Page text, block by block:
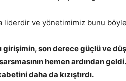
ve yönetimimiz bunu böyle
girişimin, son derece güçlü ve
hemen ardından geldi.
daha da kızıştırdı.